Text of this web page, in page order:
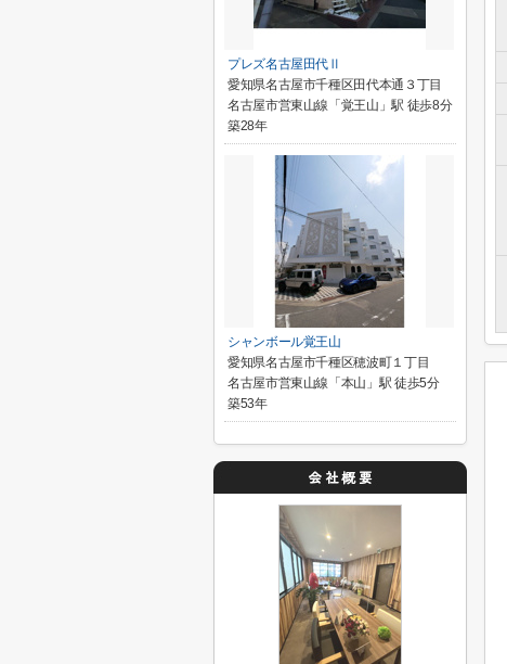
プレズ名古屋田代Ⅱ
愛知県名古屋市千種区田代本通３丁目
名古屋市営東山線「覚王山」駅 徒歩8分
築28年
シャンボール覚王山
愛知県名古屋市千種区穂波町１丁目
名古屋市営東山線「本山」駅 徒歩5分
築53年